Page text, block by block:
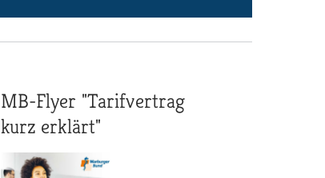
MB-Flyer "Tarifvertrag
kurz erklärt"